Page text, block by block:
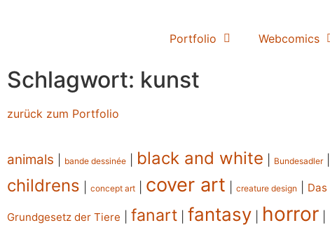
Portfolio Webcomics
Schlagwort: kunst
zurück zum Portfolio
animals bande dessinée black and white Bundesadler|
childrens concept art cover art creature design Das
Grundgesetz der Tiere fanart fantasy horror